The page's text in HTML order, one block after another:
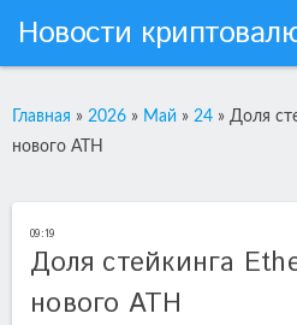
Новости
Главная » 2026 » Май » 24 » Доля
нового ATH
09:19
Доля стейкинга
нового ATH